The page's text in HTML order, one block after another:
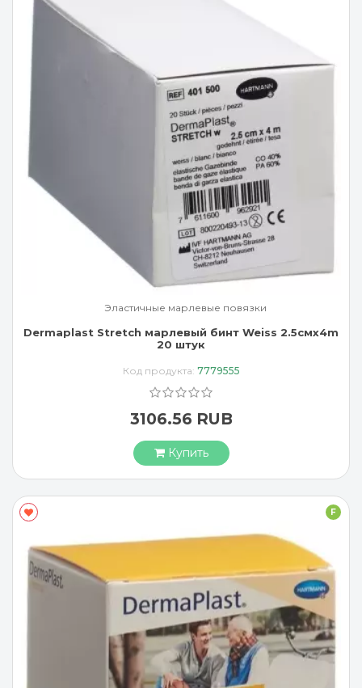
Эластичные марлевые повязки
Dermaplast Stretch марлевый бинт Weiss 2.5смx4m
20 штук
Код продукта: 7779555
3106.56 RUB
Купить
F